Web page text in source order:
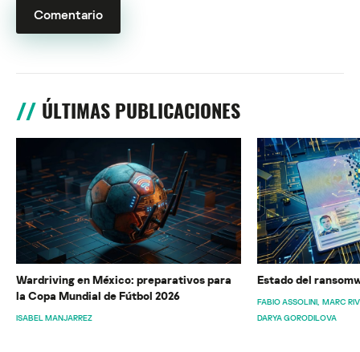
ÚLTIMAS PUBLICACIONES
Wardriving en México: preparativos para
la Copa Mundial de Fútbol 2026
ISABEL MANJARREZ
Estado del
FABIO ASSOLINI MARC
DARYA GORODILOVA